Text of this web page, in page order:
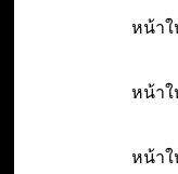
หน้า
หน้า
หน้า